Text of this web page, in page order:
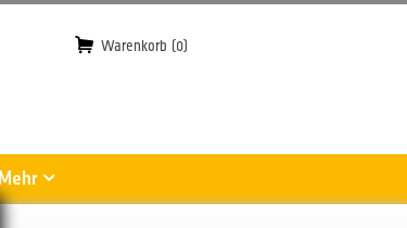
Warenkorb (0)
Mehr